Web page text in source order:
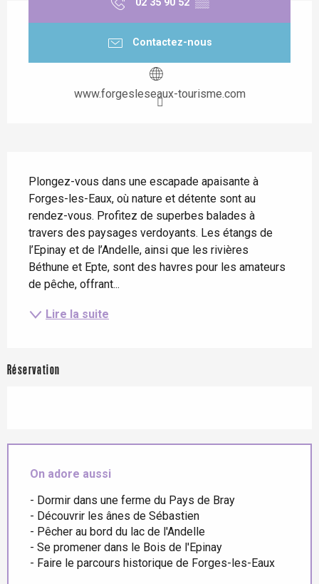
02 35 90 52 ▒▒
Contactez-nous
www.forgesleseaux-tourisme.com
Plongez-vous dans une escapade apaisante à
Forges-les-Eaux, où nature et détente sont au
rendez-vous. Profitez de superbes balades à
travers des paysages verdoyants. Les étangs de
l’Epinay et de l’Andelle, ainsi que les rivières
Béthune et Epte, sont des havres pour les amateurs
de pêche, offrant...
Lire la suite
Réservation
On adore aussi
- Dormir dans une ferme du Pays de Bray
- Découvrir les ânes de Sébastien
- Pêcher au bord du lac de l'Andelle
- Se promener dans le Bois de l'Epinay
- Faire le parcours historique de Forges-les-Eaux